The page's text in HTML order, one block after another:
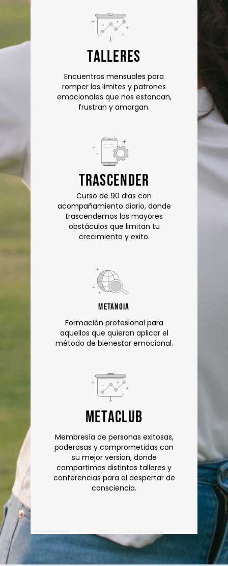
talleres
Encuentros mensuales para
romper los limites y patrones
emocionales que nos estancan,
frustran y amargan.
Trascender
Curso de 90 dias con
acompañamiento diario, donde
trascendemos los mayores
obstáculos que limitan tu
crecimiento y exito.
metanoia
Formación profesional para
aquellos que quieran aplicar el
método de bienestar emocional.
metaclub
Membresía de personas exitosas,
poderosas y comprometidas con
su mejor version, donde
compartimos distintos talleres y
conferencias para el despertar de
consciencia.